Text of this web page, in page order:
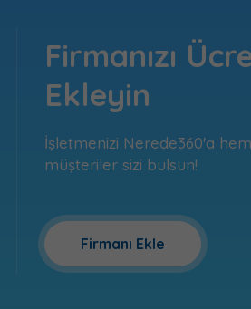
Firmanızı
Ekleyin
İşletmenizi Nerede360'a
müşteriler sizi bulsun!
Firmanı Ekle